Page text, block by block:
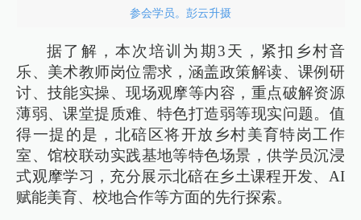
参会学员。彭云升摄
据了解，本次培训为期3天，紧扣乡村音
乐、美术教师岗位需求，涵盖政策解读、课例研
讨、技能实操、现场观摩等内容，重点破解资源
薄弱、课堂提质难、特色打造弱等现实问题。值
得一提的是，北碚区将开放乡村美育特岗工作
室、馆校联动实践基地等特色场景，供学员沉浸
式观摩学习，充分展示北碚在乡土课程开发、AI
赋能美育、校地合作等方面的先行探索。